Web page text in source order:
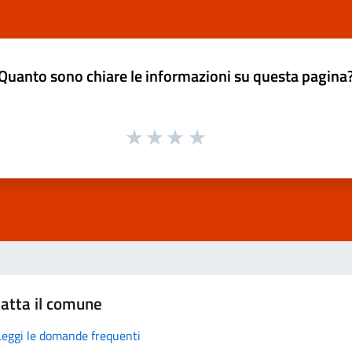
sono chiare le informazioni su questa
il comune
le domande frequenti